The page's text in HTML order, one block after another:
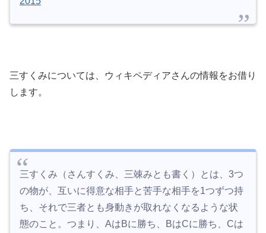
三すくみについては、ウィキペディアさんの情報をお借り
します。
三すくみ（さんすくみ、三竦みとも書く）とは、3つ
の物が、互いに得意な相手と苦手な相手を1つずつ持
ち、それで三者とも身動きが取れなくなるような状
態のこと。つまり、AはBに勝ち、BはCに勝ち、Cは